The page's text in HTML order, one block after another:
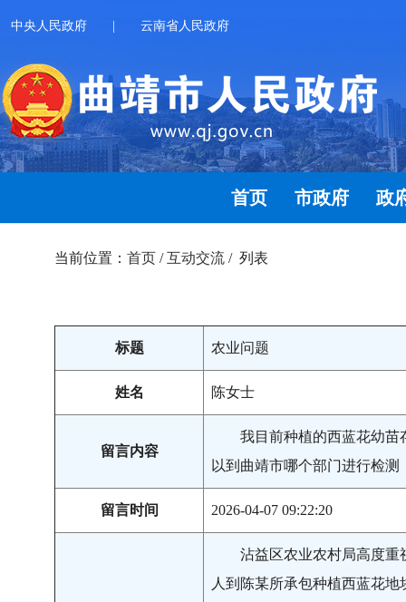
中央人民政府 | 云南省人民政府
首页 市政府 政
当前位置： 首页 /互动交流 / 列表
标题 农业问题
姓名 陈女士
留言内容
我目前种植的西蓝花幼苗
以到曲靖市哪个部门进行检
留言时间 2026-04-07 09:22:20
沾益区农业农村局高度重
人到陈某所承包种植西蓝花